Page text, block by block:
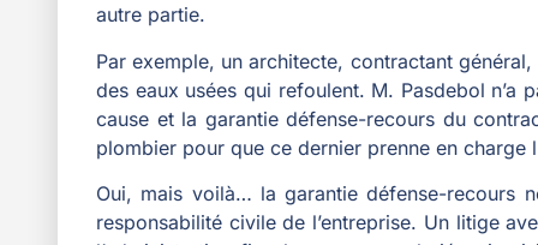
autre partie.
Par exemple, un architecte, contractant
des eaux usées qui refoulent. M. Pasdebol n’a
cause et la garantie défense-recours du
plombier pour que ce dernier prenne en charge
Oui, mais voilà… la garantie défense-recours
responsabilité civile de l’entreprise. Un litige